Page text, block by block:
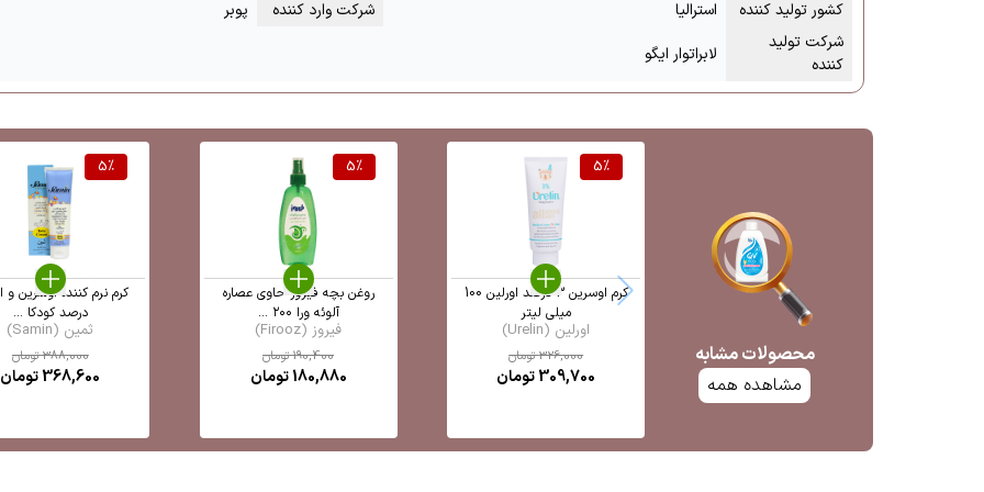
کشور تولید کننده
استرالیا شرکت وارد کننده
پوبر
شرکت تولید
کننده
لابراتوار ایگو
محصولات مشابه
مشاهده همه
5%
کرم اوسرین 3 درصد اورلین 100
میلی لیتر
اورلین (Urelin)
326,000تومان
309,700تومان
5%
روغن بچه فیروز حاوی عصاره
آلوئه ورا ۲۰۰ ...
فیروز (Firooz)
190,400تومان
180,880تومان
5%
درصد کودکا ...
ثمین (Samin)
388,000تومان
368,600تومان